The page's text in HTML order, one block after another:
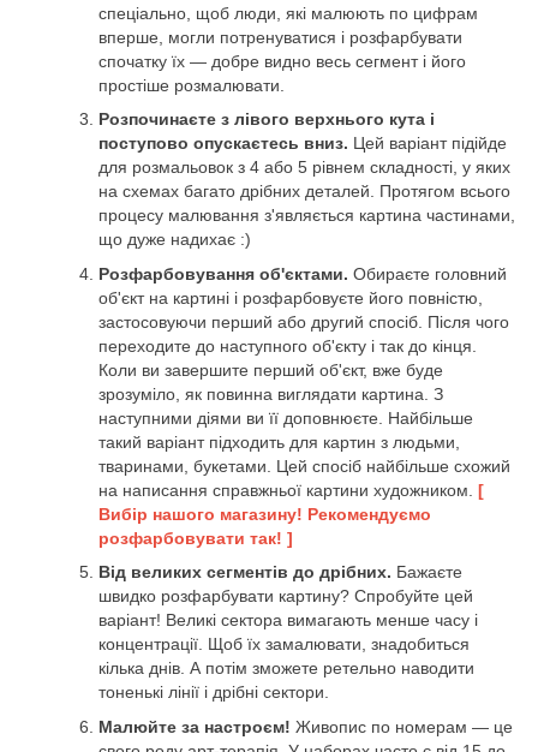
спеціально, щоб люди, які малюють по цифрам
вперше, могли потренуватися і розфарбувати
спочатку їх — добре видно весь сегмент і його
простіше розмалювати.
Розпочинаєте з лівого верхнього кута і
поступово опускаєтесь вниз. Цей варіант підійде
для розмальовок з 4 або 5 рівнем складності, у яких
на схемах багато дрібних деталей. Протягом всього
процесу малювання з'являється картина частинами,
що дуже надихає :)
Розфарбовування об'єктами. Обираєте головний
об'єкт на картині і розфарбовуєте його повністю,
застосовуючи перший або другий спосіб. Після чого
переходите до наступного об'єкту і так до кінця.
Коли ви завершите перший об'єкт, вже буде
зрозуміло, як повинна виглядати картина. З
наступними діями ви її доповнюєте. Найбільше
такий варіант підходить для картин з людьми,
тваринами, букетами. Цей спосіб найбільше схожий
на написання справжньої картини художником. [
Вибір нашого магазину! Рекомендуємо
розфарбовувати так! ]
Від великих сегментів до дрібних. Бажаєте
швидко розфарбувати картину? Спробуйте цей
варіант! Великі сектора вимагають менше часу і
концентрації. Щоб їх замалювати, знадобиться
кілька днів. А потім зможете ретельно наводити
тоненькі лінії і дрібні сектори.
Малюйте за настроєм! Живопис по номерам — це